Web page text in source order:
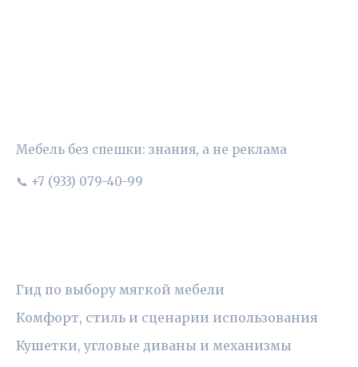
Мебель без спешки: знания, а не реклама
📞 +7 (933) 079-40-99
Гид по выбору мягкой мебели
Комфорт, стиль и сценарии использования
Кушетки, угловые диваны и механизмы